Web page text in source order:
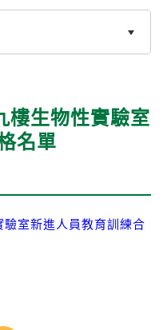
樓生物性實驗室
名單
室新進人員教育訓練合